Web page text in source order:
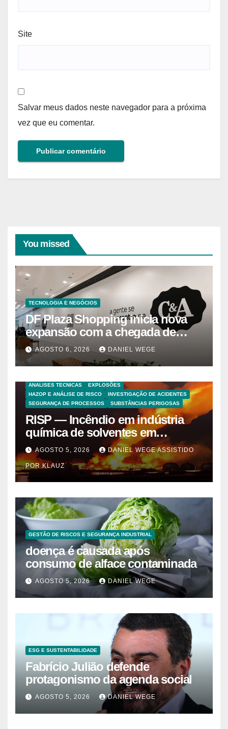
Site
Salvar meus dados neste navegador para a próxima
vez que eu comentar.
You missed
TECNOLOGIA E NEGÓCIOS
DF Plaza Shopping inicia nova
expansão com a chegada de
grandes marcas e inauguração
de espaço infantil – Dicas da
Capital
AGOSTO 6, 2026 DANIEL WEGE
ANALISES TECNICAS
EXPLOSÕES
HAZOP E ANÁLISE DE RISCO
INVESTIGAÇÃO DE ACIDENTES
SEGURANÇA DE PROCESSOS
SUBSTÂNCIAS PERIGOSAS
RISP — Incêndio em indústria
química de solventes em
Itaquaquecetuba/SP
(UNIQUIMA/Quema)
AGOSTO 5, 2026 DANIEL WEGE ASSISTIDO
POR KLAUZ
GESTÃO DE RISCOS E SEGURANÇA INDUSTRIAL
doença é causada após
consumo de alface contaminada
AGOSTO 5, 2026 DANIEL WEGE
ESG E SUSTENTABILIDADE
Fabrício Julião defende
protagonismo da agenda social
AGOSTO 5, 2026 DANIEL WEGE